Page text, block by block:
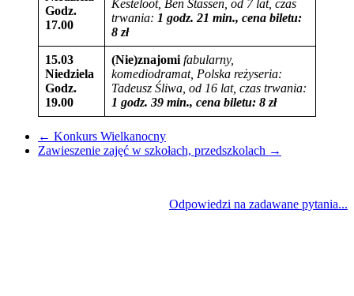
Godz.
17.00
Kesteloot, Ben Stassen , od 7 lat, czas
trwania: 1 godz. 21 min., cena biletu:
8 zł
15.03
Niedziela
Godz.
19.00
(Nie)znajomi fabularny,
komediodramat, Polska reżyseria:
Tadeusz Śliwa , od 16 lat, czas trwania:
1 godz. 39 min., cena biletu: 8 zł
← Konkurs Wielkanocny
Zawieszenie zajęć w szkołach, przedszkolach →
Odpowiedzi na zadawane pytania...